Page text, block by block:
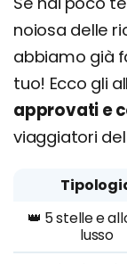
noiosa delle
abbiamo già
tuo! Ecco gli
approvati e
viaggiatori
👑 5 stelle e
lusso